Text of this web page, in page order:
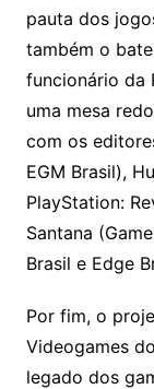
pauta dos
também o
funcionário da
uma mesa
com os
EGM Brasil),
PlayStation:
Santana
Brasil e Edge
Por fim, o
Videogames
legado dos